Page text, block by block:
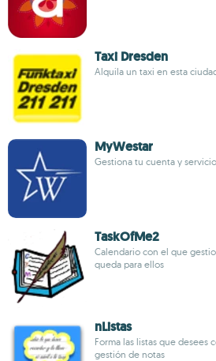
Taxi Dresden
Alquila un taxi en esta
MyWestar
Gestiona tu cuenta y
TaskOfMe2
Calendario con el que
queda para ellos
nListas
Forma las listas que desees
gestión de notas